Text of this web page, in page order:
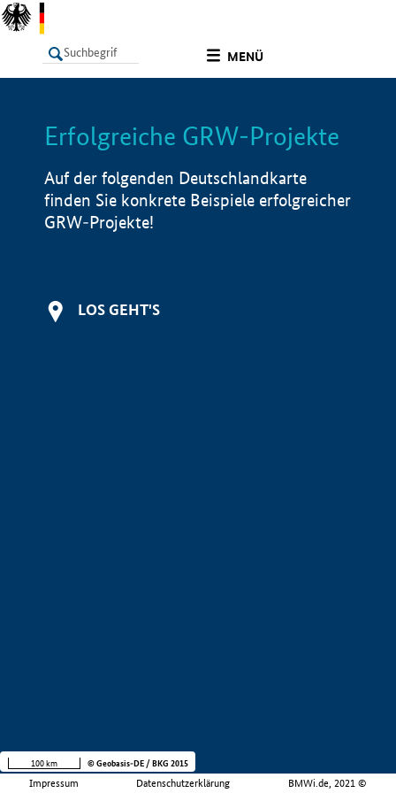
MENÜ
LISTE Info
Erfolgreiche GRW-Projekte
Auf der folgenden Deutschlandkarte
finden Sie konkrete Beispiele erfolgreicher
GRW-Projekte!
LOS GEHT'S
Impressum Datenschutzerklärung BMWi.de, 2021 ©
100 km © Geobasis-DE / BKG 2015